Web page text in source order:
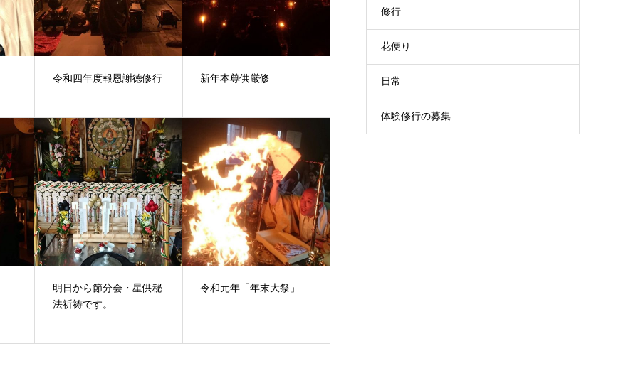
令和四年度報恩謝徳修行 新年本尊供厳修
明日から節分会・星供秘
法祈祷です。
令和元年「年末大祭」
修行
花便り
日常
体験修行の募集